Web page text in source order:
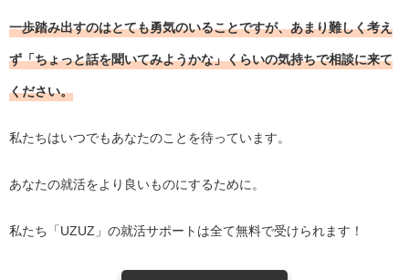
一歩踏み出すのはとても勇気のいることですが、あまり難しく考え
ず「ちょっと話を聞いてみようかな」くらいの気持ちで相談に来て
ください。
私たちはいつでもあなたのことを待っています。
あなたの就活をより良いものにするために。
私たち「UZUZ」の就活サポートは全て無料で受けられます！